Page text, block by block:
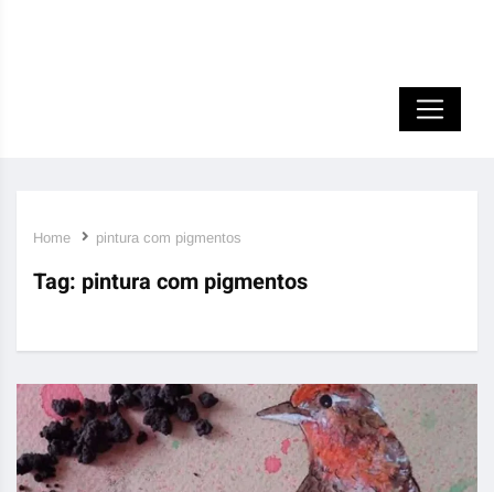
Home pintura com pigmentos
Tag: pintura com pigmentos